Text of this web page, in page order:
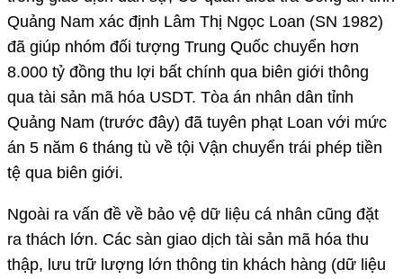
Quảng Nam xác định Lâm Thị Ngọc Loan (SN 1982)
đã giúp nhóm đối tượng Trung Quốc chuyển hơn
8.000 tỷ đồng thu lợi bất chính qua biên giới thông
qua tài sản mã hóa USDT. Tòa án nhân dân tỉnh
Quảng Nam (trước đây) đã tuyên phạt Loan với mức
án 5 năm 6 tháng tù về tội Vận chuyển trái phép tiền
tệ qua biên giới.
Ngoài ra vấn đề về bảo vệ dữ liệu cá nhân cũng đặt
ra thách lớn. Các sàn giao dịch tài sản mã hóa thu
thập, lưu trữ lượng lớn thông tin khách hàng (dữ liệu